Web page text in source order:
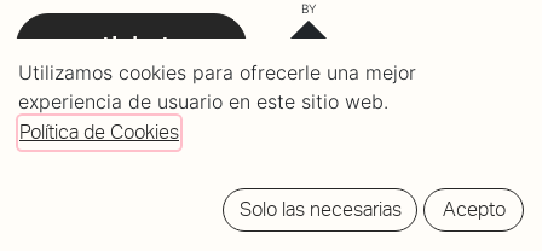
tickets
BY
Utilizamos cookies para ofrecerle una mejor
experiencia de usuario en este sitio web.
Política de Cookies
Solo las necesarias Acepto